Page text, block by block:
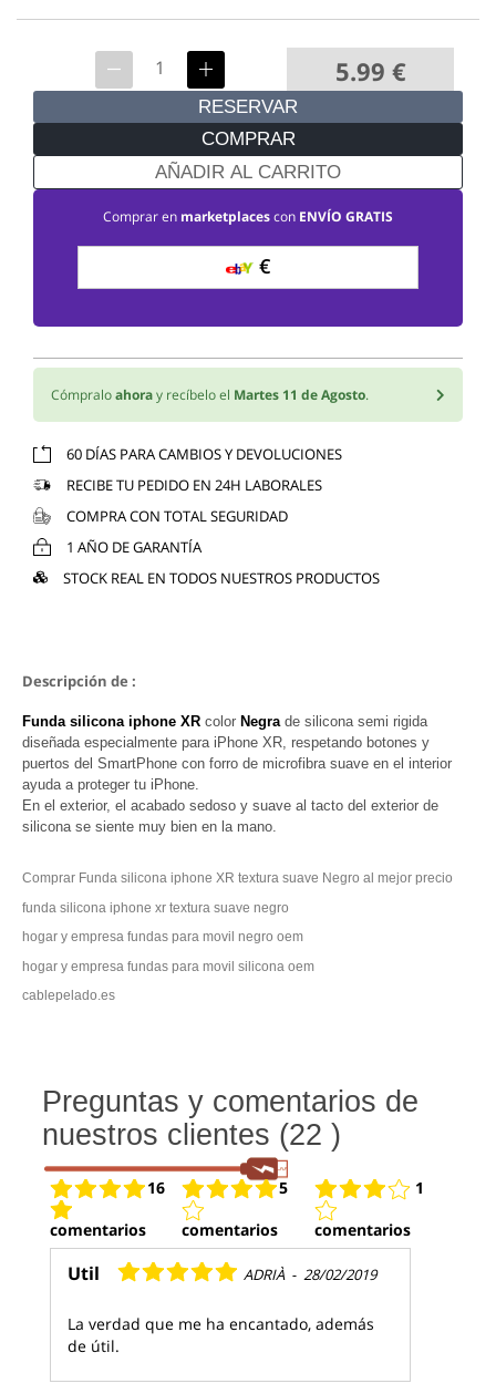
5.99 €
RESERVAR
COMPRAR
AÑADIR AL CARRITO
Comprar en marketplacescon ENVÍO GRATIS
€
Cómpraloahoray recíbelo el Martes 11 de Agosto.
60 DÍAS PARA CAMBIOS Y DEVOLUCIONES
RECIBE TU PEDIDO EN 24H LABORALES
COMPRA CON TOTAL SEGURIDAD
1 AÑO DE GARANTÍA
STOCK REAL EN TODOS NUESTROS PRODUCTOS
Descripción de :
Funda silicona iphone XR color Negra de silicona semi rigida
diseñada especialmente para iPhone XR, respetando botones y
puertos del SmartPhone con forro de microfibra suave en el interior
ayuda a proteger tu iPhone.
En el exterior, el acabado sedoso y suave al tacto del exterior de
silicona se siente muy bien en la mano.
Comprar Funda silicona iphone XR textura suave Negro al mejor precio
funda silicona iphone xr textura suave negro
hogar y empresa fundas para movil negro oem
hogar y empresa fundas para movil silicona oem
cablepelado.es
Preguntas y comentarios de
nuestros clientes (22 )
16
comentarios
5
comentarios
1
comentarios
Util ADRIÀ - 28/02/2019
La verdad que me ha encantado, además
de útil.